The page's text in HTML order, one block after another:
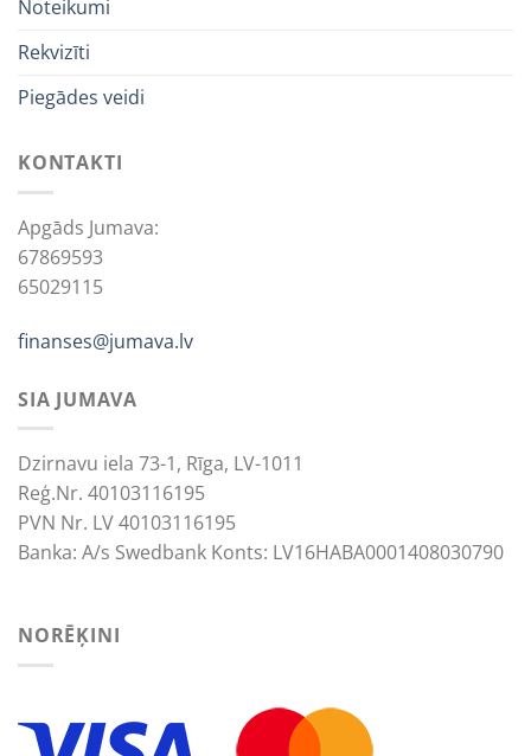
Noteikumi
Rekvizīti
Piegādes veidi
KONTAKTI
Apgāds Jumava:
67869593
65029115
finanses@jumava.lv
SIA JUMAVA
Dzirnavu iela 73-1, Rīga, LV-1011
Reģ.Nr. 40103116195
PVN Nr. LV 40103116195
Banka: A/s Swedbank Konts: LV16HABA0001408030790
NORĒĶINI